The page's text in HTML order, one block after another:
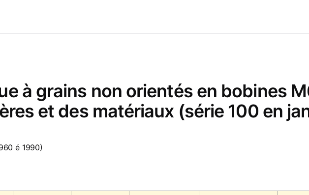
à grains non orientés en bobines
et des matériaux (série 100 en
é 1990)